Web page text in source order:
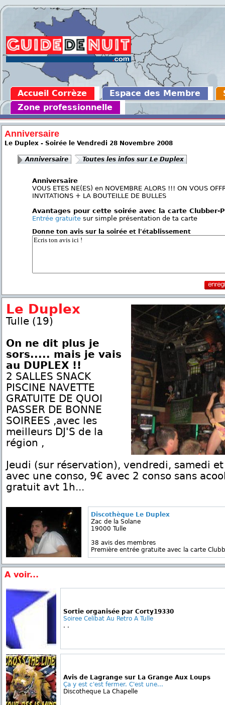
Accueil Corrèze Espace des Membre
Zone professionnelle
Anniversaire
Le Duplex - Soirée le Vendredi 28 Novembre 2008
Anniversaire Toutes les infos sur Le Duplex
Anniversaire
VOUS ETES NE(ES) en NOVEMBRE ALORS !!! ON VOUS
INVITATIONS + LA BOUTEILLE DE BULLES
Avantages pour cette soirée avec la carte Clubber-
Entrée gratuite sur simple présentation de ta carte
Donne ton avis sur la soirée et l'établissement
Le Duplex
Tulle (19)
On ne dit plus je
sors..... mais je vais
au DUPLEX !!
2 SALLES SNACK
PISCINE NAVETTE
GRATUITE DE QUOI
PASSER DE BONNE
SOIREES ,avec les
meilleurs DJ'S de la
région ,
Jeudi (sur réservation), vendredi, samedi
avec une conso, 9€ avec 2 conso sans
gratuit avt 1h...
Discothèque Le Duplex
Zac de la Solane
19000 Tulle
38 avis des membres
Première entrée gratuite avec la carte
A voir...
Sortie organisée par Corty19330
Soiree Celibat Au Retro A Tulle
. .
Avis de Lagrange sur La Grange Aux Loups
Ça y est c'est fermer. C'est une...
Discotheque La Chapelle